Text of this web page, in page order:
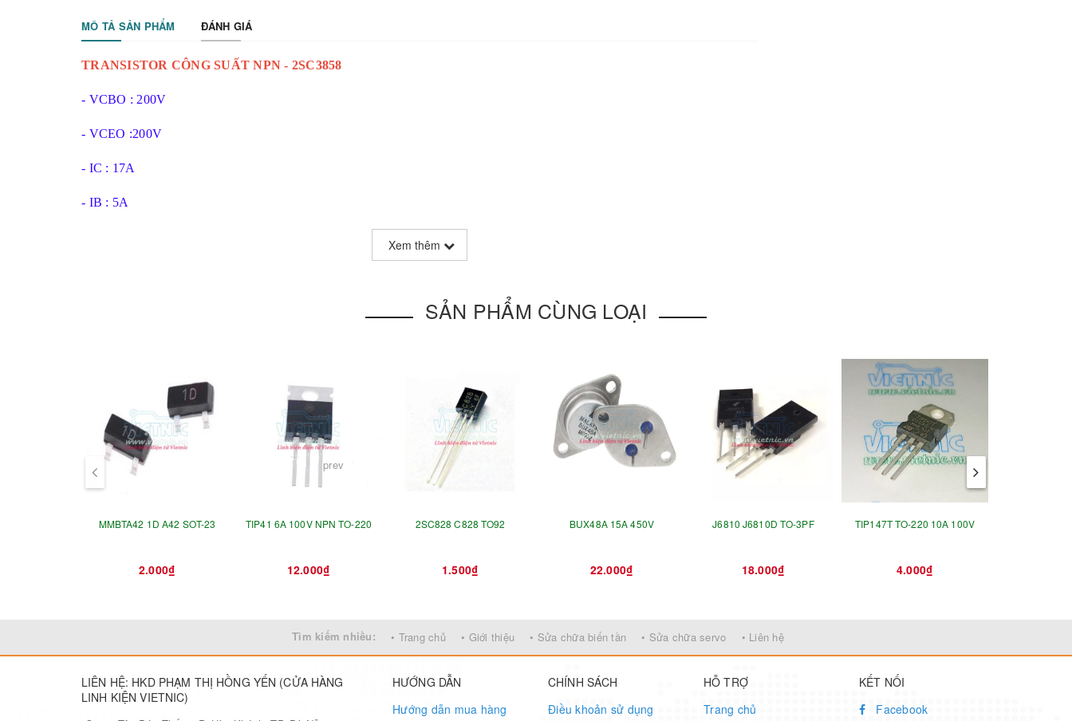
MÔ TẢ SẢN PHẨM ĐÁNH GIÁ
TRANSISTOR CÔNG SUẤT NPN - 2SC3858
- VCBO : 200V
- VCEO :200V
- IC : 17A
- IB : 5A
Xem thêm
SẢN PHẨM CÙNG LOẠI
MMBTA42 1D A42 SOT-23
2.000₫
TIP41 6A 100V NPN TO-220
12.000₫
2SC828 C828 TO92
1.500₫
BUX48A 15A 450V
22.000₫
J6810 J6810D TO-3PF
18.000₫
TIP147T TO-220 10A 100V
4.000₫
prev
Tìm kiếm nhiều: • Trang chủ • Giới thiệu • Sửa chữa biến tần • Sửa chữa servo • Liên hệ
LIÊN HỆ: HKD PHẠM THỊ HỒNG YẾN (CỬA HÀNG
LINH KIỆN VIETNIC)
HƯỚNG DẪN
Hướng dẫn mua hàng
CHÍNH SÁCH
Điều khoản sử dụng
HỖ TRỢ
Trang chủ
KẾT NỐI
Facebook